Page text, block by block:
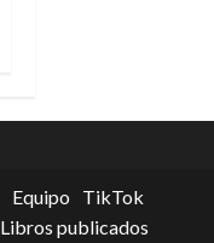
Equipo
TikTok
Libros publicados